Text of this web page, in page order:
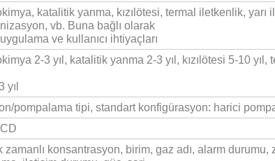
katalitik yanma, kızılötesi, termal iletkenlik, yarı
vb. Buna bağlı olarak
ve kullanıcı ihtiyaçları
2-3 yıl, katalitik yanma 2-3 yıl, kızılötesi 5-10
yıl
pompalama tipi, standart konfigürasyon: harici
zamanlı konsantrasyon, birim, gaz adı, alarm durumu,